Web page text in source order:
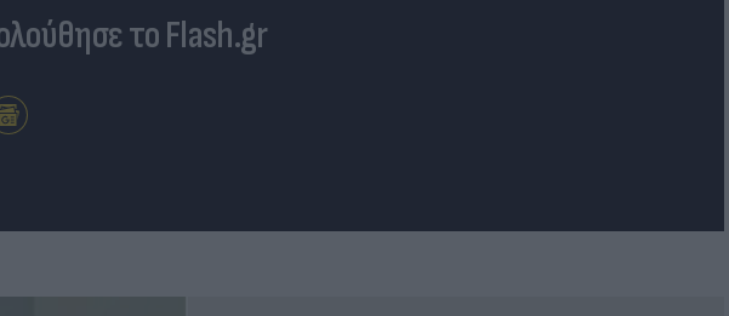
το Flash.gr